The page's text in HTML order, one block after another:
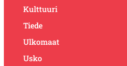
Kulttuuri
Tiede
Ulkomaat
Usko